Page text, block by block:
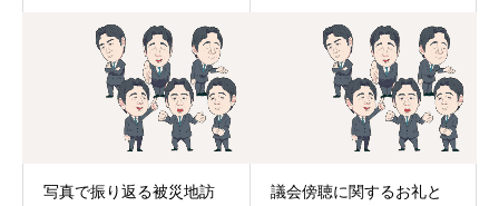
写真で振り返る被災地訪
議会傍聴に関するお礼と